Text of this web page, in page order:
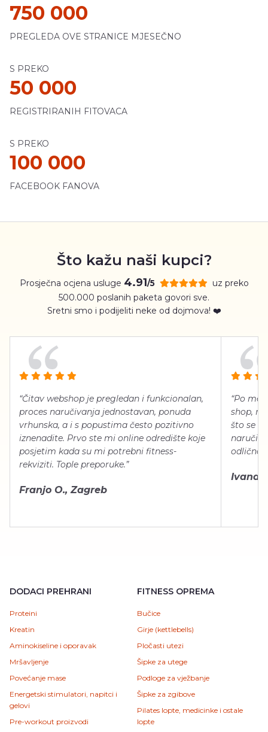
750 000
PREGLEDA OVE STRANICE MJESEČNO
S PREKO
50 000
REGISTRIRANIH FITOVACA
S PREKO
100 000
FACEBOOK FANOVA
Što kažu naši kupci?
Prosječna ocjena usluge 4.91/5
uz preko
500.000 poslanih paketa govori sve.
Sretni smo i podijeliti neke od dojmova! ❤️
“Čitav webshop je pregledan i funkcionalan,
proces naručivanja jednostavan, ponuda
vrhunska, a i s popustima često pozitivno
iznenadite. Prvo ste mi online odredište koje
posjetim kada su mi potrebni fitness-
rekviziti. Tople preporuke.”
Franjo O., Zagreb
“Po
shop,
što se
naručiti,
odlično
Ivana
DODACI PREHRANI
Proteini
Kreatin
Aminokiseline i oporavak
Mršavljenje
Povećanje mase
Energetski stimulatori, napitci i
gelovi
Pre-workout proizvodi
FITNESS OPREMA
Bučice
Girje (kettlebells)
Pločasti utezi
Šipke za utege
Podloge za vježbanje
Šipke za zgibove
Pilates lopte, medicinke i ostale
lopte